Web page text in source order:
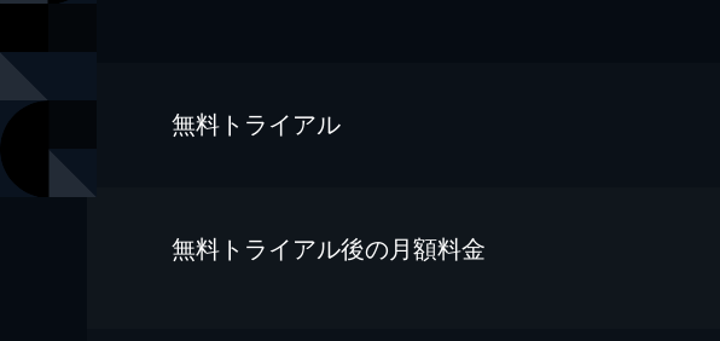
無料トライアル
無料トライアル後の⽉額料金